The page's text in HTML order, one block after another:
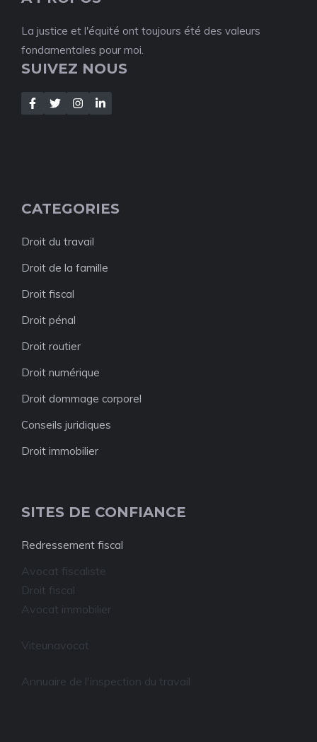
La justice et l'équité ont toujours été des valeurs
fondamentales pour moi.
SUIVEZ NOUS
CATEGORIES
Droit du travail
Droit de la famille
Droit fiscal
Droit pénal
Droit routier
Droit numérique
Droit dommage corporel
Conseils juridiques
Droit immobilier
SITES DE CONFIANCE
Redressement fiscal
Avocat fiscaliste
Droit fiscal
Avocat immobilier
Viteunavocat
Annuaire de l'inspection du travail